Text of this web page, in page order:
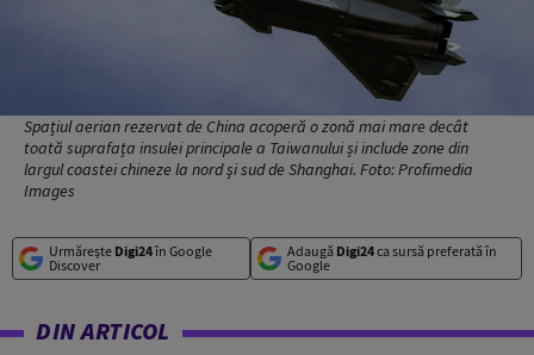
Spațiul aerian rezervat de China acoperă o zonă mai mare decât
toată suprafața insulei principale a Taiwanului și include zone din
largul coastei chineze la nord și sud de Shanghai. Foto: Profimedia
Images
Urmărește Digi24în Google
Discover
Adaugă Digi24ca sursă preferată în
Google
DIN ARTICOL